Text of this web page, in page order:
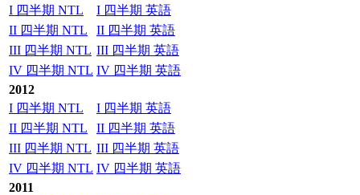
I 四半期 NTL
I 四半期 英語
II 四半期 NTL
II 四半期 英語
III 四半期 NTL III 四半期 英語
IV 四半期 NTL IV 四半期 英語
2012
I 四半期 NTL
I 四半期 英語
II 四半期 NTL
II 四半期 英語
III 四半期 NTL III 四半期 英語
IV 四半期 NTL IV 四半期 英語
2011